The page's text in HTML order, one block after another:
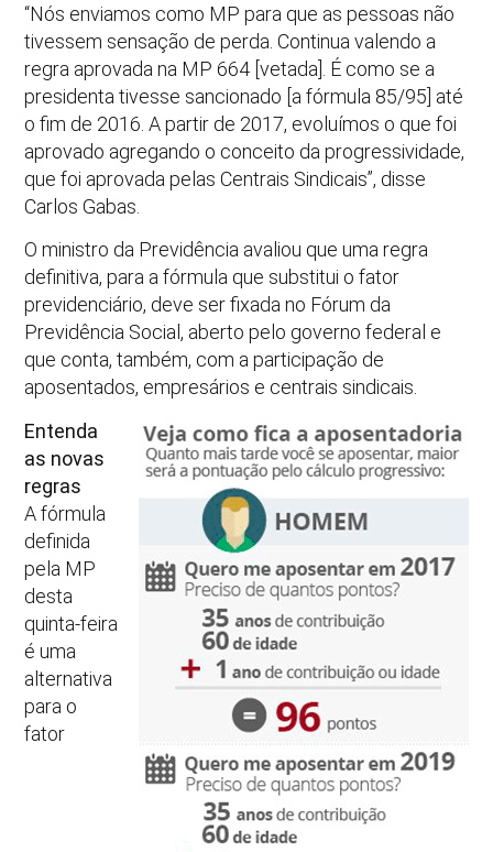
“Nós enviamos como MP para que as pessoas não
tivessem sensação de perda. Continua valendo a
regra aprovada na MP 664 [vetada]. É como se a
presidenta tivesse sancionado [a fórmula 85/95] até
o fim de 2016. A partir de 2017, evoluímos o que foi
aprovado agregando o conceito da progressividade,
que foi aprovada pelas Centrais Sindicais”, disse
Carlos Gabas.
O ministro da Previdência avaliou que uma regra
definitiva, para a fórmula que substitui o fator
previdenciário, deve ser fixada no Fórum da
Previdência Social, aberto pelo governo federal e
que conta, também, com a participação de
aposentados, empresários e centrais sindicais.
Entenda
as novas
regras
A fórmula
definida
pela MP
desta
quinta-feira
é uma
alternativa
para o
fator